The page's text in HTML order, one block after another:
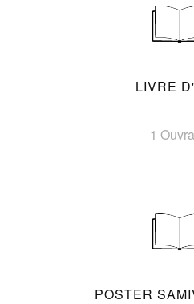
LIVRE
1
POSTER